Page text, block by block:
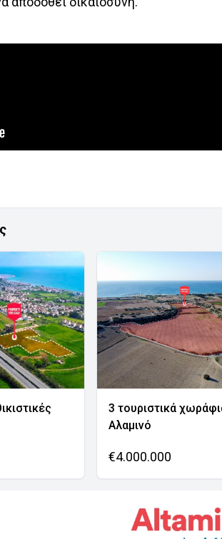
3 τουριστικά
Αλαμινό
€4.000.000